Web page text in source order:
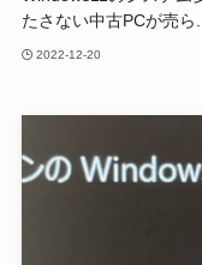
たさない中古PCが売ら
2022-12-20